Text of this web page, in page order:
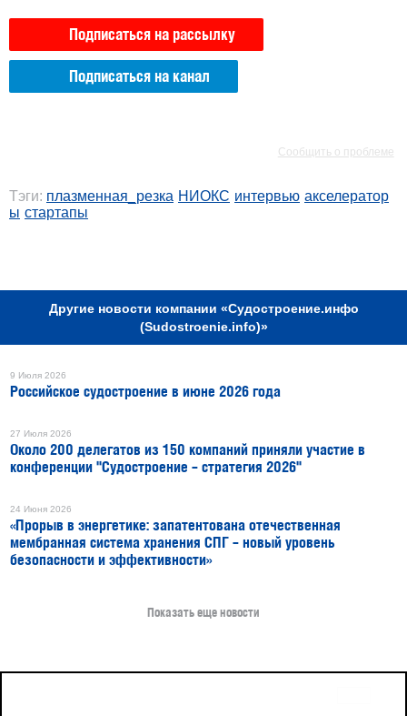
Подписаться на рассылку
Подписаться на канал
Сообщить о проблеме
Тэги: плазменная_резка НИОКС интервью акселератор
ы стартапы
Другие новости компании «Судостроение.инфо
(Sudostroenie.info)»
9 Июля 2026
Российское судостроение в июне 2026 года
27 Июля 2026
Около 200 делегатов из 150 компаний приняли участие в
конференции "Судостроение – стратегия 2026"
24 Июня 2026
«Прорыв в энергетике: запатентована отечественная
мембранная система хранения СПГ – новый уровень
безопасности и эффективности»
Показать еще новости